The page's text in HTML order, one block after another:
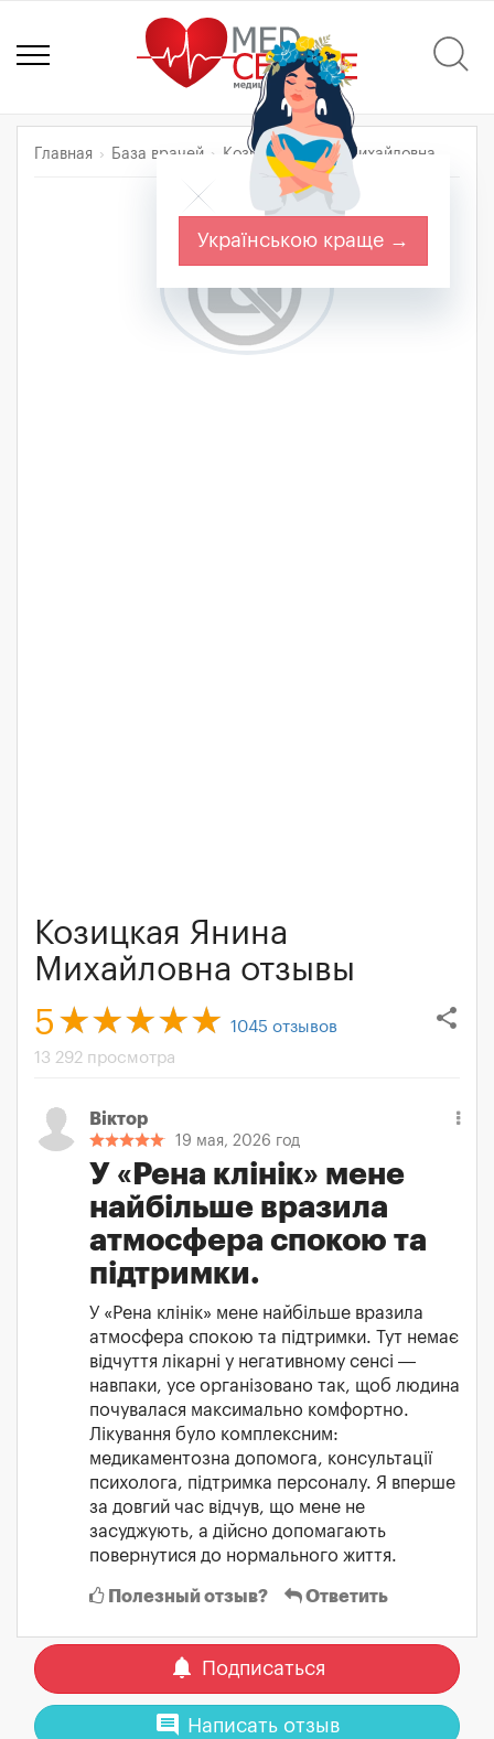
Главная База врачей Козицкая Янина Михайловна
Козицкая Янина
Михайловна отзывы
share
5 1045 отзывов
13 292 просмотра
Віктор
19 мая, 2026 год
У «Рена клінік» мене
найбільше вразила
атмосфера спокою та
підтримки.
У «Рена клінік» мене найбільше вразила
атмосфера спокою та підтримки. Тут немає
відчуття лікарні у негативному сенсі —
навпаки, усе організовано так, щоб людина
почувалася максимально комфортно.
Лікування було комплексним:
медикаментозна допомога, консультації
психолога, підтримка персоналу. Я вперше
за довгий час відчув, що мене не
засуджують, а дійсно допомагають
повернутися до нормального життя.
Полезный отзыв? Ответить
notifications Подписаться
comment Написать отзыв
Українською краще →